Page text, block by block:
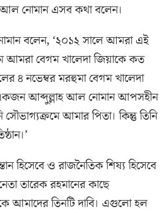
নোমান এসব কথা বলেন।
বলেন, ‘২০১২ সালে আমরা এই
আমরা বেগম খালেদা জিয়াকে কত
৪ নভেম্বর মরহুমা বেগম খালেদা
আব্দুল্লাহ আল নোমান আপসহীন
সৌভাগ্যক্রমে আমার পিতা। কিন্তু তিনি
হিসেবে ও রাজনৈতিক শিষ্য হিসেবে
তারেক রহমানের কাছে
আমাদের তিনটি দাবি। এগুলো হল